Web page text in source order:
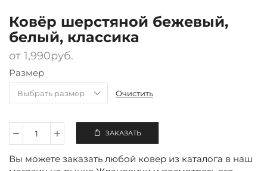
Ковёр шерстяной бежевый,
белый, классика
от 1,990руб.
Размер
Очистить
Количество
шерстяной
ЗАКАЗАТЬ
Вы можете заказать любой ковер из каталога в наш